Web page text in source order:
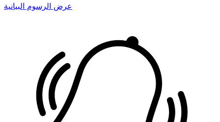
عرض الرسوم البيانية